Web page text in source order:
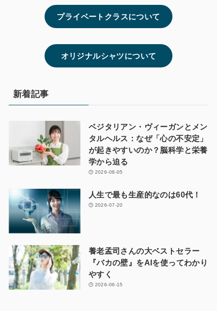
プライベートクラスについて
オリジナルシャツについて
新着記事
ベジタリアン・ヴィーガンとメン
タルヘルス：なぜ「心の不安定」
が起きやすいのか？脳科学と栄養
学から迫る
2026-08-05
人生で最も生産的なのは60代！
2026-07-20
養老孟司さんの大ベストセラー
『バカの壁』をAIを使ってわかり
やすく
2026-06-15